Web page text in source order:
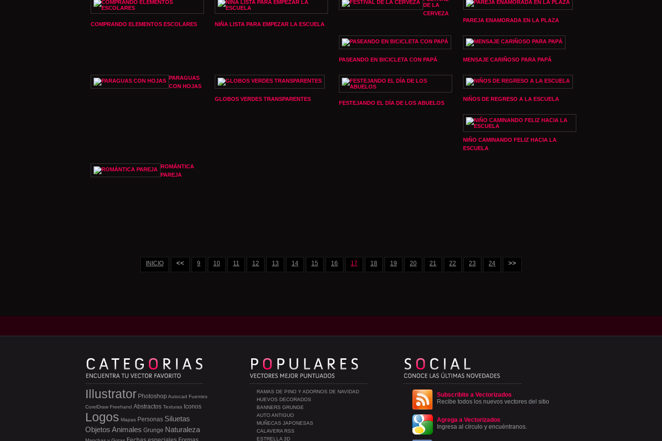
COMPRANDO ELEMENTOS ESCOLARES NIÑA LISTA PARA EMPEZAR LA ESCUELA
DE LA
CERVEZA
PAREJA ENAMORADA EN LA PLAZA
PASEANDO EN BICICLETA CON PAPÁ MENSAJE CARIÑOSO PARA PAPÁ
PARAGUAS
CON HOJAS
GLOBOS VERDES TRANSPARENTES
FESTEJANDO EL DÍA DE LOS ABUELOS
NIÑOS DE REGRESO A LA ESCUELA
NIÑO CAMINANDO FELIZ HACIA LA
ESCUELA
ROMÁNTICA
PAREJA
INICIO << 9 10 11 12 13 14 15 16 17 18 19 20 21 22 23 24 >>
Subscribite a Vectorizados
Recibe todos los nuevos vectores del sitio
Agrega a Vectorizados
Ingresa al círculo y encuéntranos.
RAMAS DE PINO Y ADORNOS DE NAVIDAD
HUEVOS DECORADOS
BANNERS GRUNGE
AUTO ANTIGUO
MUÑECAS JAPONESAS
CALAVERA RSS
ESTRELLA 3D
Illustrator Photoshop Autocad Fuentes
CorelDraw Freehand Abstractos Texturas Iconos
Logos Mapas Personas Siluetas
Objetos Animales Grunge Naturaleza